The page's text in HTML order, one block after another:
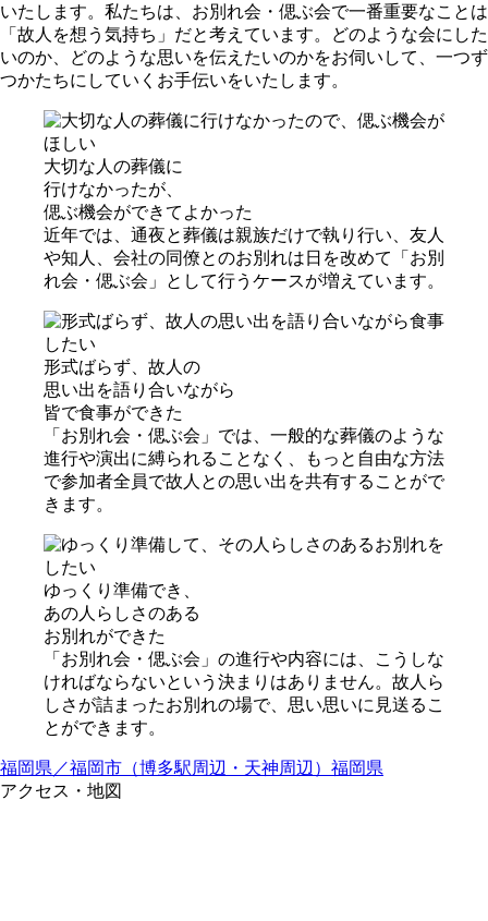
いたします。私たちは、お別れ会・偲ぶ会で一番重要なことは
「故人を想う気持ち」だと考えています。どのような会にした
いのか、どのような思いを伝えたいのかをお伺いして、一つず
つかたちにしていくお手伝いをいたします。
⼤切な⼈の葬儀に
⾏けなかったが、
偲ぶ機会ができてよかった
近年では、通夜と葬儀は親族だけで執り行い、友人
や知人、会社の同僚とのお別れは日を改めて「お別
れ会・偲ぶ会」として行うケースが増えています。
形式ばらず、故⼈の
思い出を語り合いながら
皆で⾷事ができた
「お別れ会・偲ぶ会」では、一般的な葬儀のような
進行や演出に縛られることなく、もっと自由な方法
で参加者全員で故人との思い出を共有することがで
きます。
ゆっくり準備でき、
あの⼈らしさのある
お別れができた
「お別れ会・偲ぶ会」の進行や内容には、こうしな
ければならないという決まりはありません。故人ら
しさが詰まったお別れの場で、思い思いに見送るこ
とができます。
福岡県／福岡市（博多駅周辺・天神周辺） 福岡県
アクセス・地図